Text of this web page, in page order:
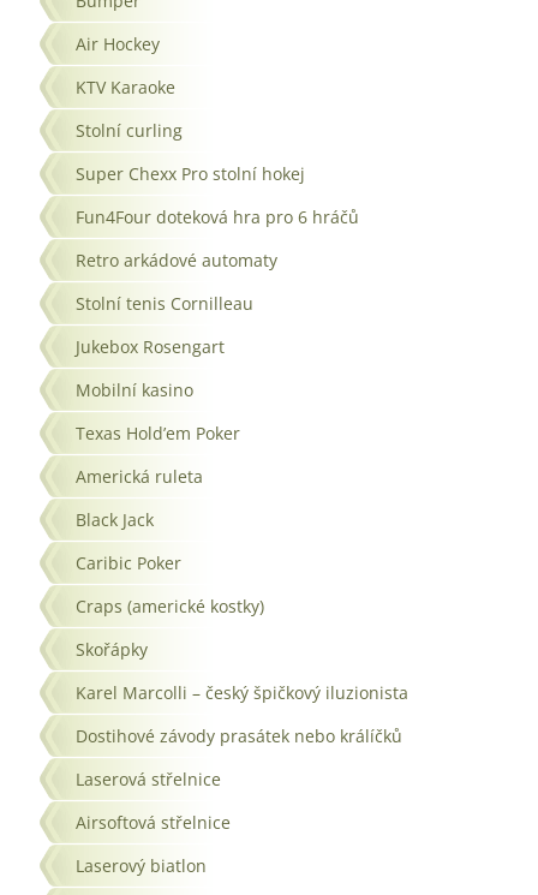
Air Hockey
KTV Karaoke
Stolní curling
Super Chexx Pro stolní hokej
Fun4Four doteková hra pro 6 hráčů
Retro arkádové automaty
Stolní tenis Cornilleau
Jukebox Rosengart
Mobilní kasino
Texas Hold’em Poker
Americká ruleta
Black Jack
Caribic Poker
Craps (americké kostky)
Skořápky
Karel Marcolli – český špičkový iluzionista
Dostihové závody prasátek nebo králíčků
Laserová střelnice
Airsoftová střelnice
Laserový biatlon